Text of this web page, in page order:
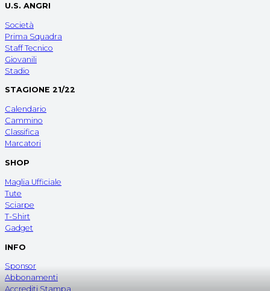
U.S. ANGRI
Società
Prima Squadra
Staff Tecnico
Giovanili
Stadio
STAGIONE 21/22
Calendario
Cammino
Classifica
Marcatori
SHOP
Maglia Ufficiale
Tute
Sciarpe
T-Shirt
Gadget
INFO
Sponsor
Abbonamenti
Accrediti Stampa